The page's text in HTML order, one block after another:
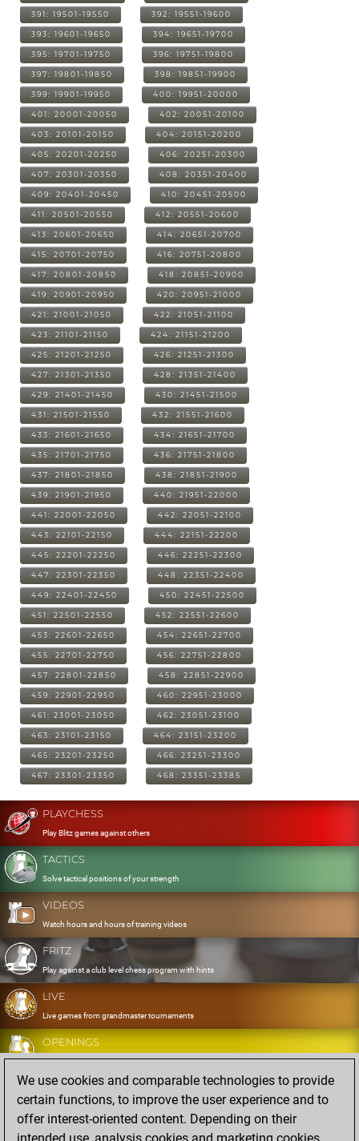
391: 19501-19550 392: 19551-19600
393: 19601-19650 394: 19651-19700
395: 19701-19750 396: 19751-19800
397: 19801-19850 398: 19851-19900
399: 19901-19950 400: 19951-20000
401: 20001-20050 402: 20051-20100
403: 20101-20150 404: 20151-20200
405: 20201-20250 406: 20251-20300
407: 20301-20350 408: 20351-20400
409: 20401-20450 410: 20451-20500
411: 20501-20550 412: 20551-20600
413: 20601-20650 414: 20651-20700
415: 20701-20750 416: 20751-20800
417: 20801-20850 418: 20851-20900
419: 20901-20950 420: 20951-21000
421: 21001-21050 422: 21051-21100
423: 21101-21150 424: 21151-21200
425: 21201-21250 426: 21251-21300
427: 21301-21350 428: 21351-21400
429: 21401-21450 430: 21451-21500
431: 21501-21550 432: 21551-21600
433: 21601-21650 434: 21651-21700
435: 21701-21750 436: 21751-21800
437: 21801-21850 438: 21851-21900
439: 21901-21950 440: 21951-22000
441: 22001-22050 442: 22051-22100
443: 22101-22150 444: 22151-22200
445: 22201-22250 446: 22251-22300
447: 22301-22350 448: 22351-22400
449: 22401-22450 450: 22451-22500
451: 22501-22550 452: 22551-22600
453: 22601-22650 454: 22651-22700
455: 22701-22750 456: 22751-22800
457: 22801-22850 458: 22851-22900
459: 22901-22950 460: 22951-23000
461: 23001-23050 462: 23051-23100
463: 23101-23150 464: 23151-23200
465: 23201-23250 466: 23251-23300
467: 23301-23350 468: 23351-23385
PLAYCHESS
Play Blitz games against others
TACTICS
Solve tactical positions of your strength
VIDEOS
Watch hours and hours of training videos
FRITZ
Play against a club level chess program with hints
LIVE
Live games from grandmaster tournaments
OPENINGS
Develop and exercise your openings
DATABASE
Eight million strong games
MYGAMES
We use cookies and comparable technologies to provide
certain functions, to improve the user experience and to
offer interest-oriented content. Depending on their